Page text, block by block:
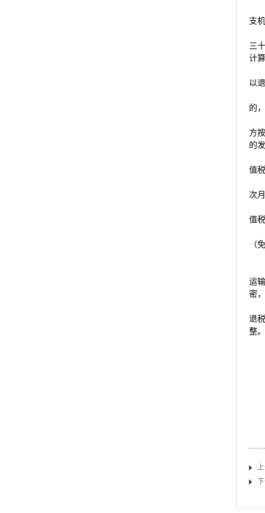
支
三
计
以
的
方
的
值
次
值
（
运
密
退
整。